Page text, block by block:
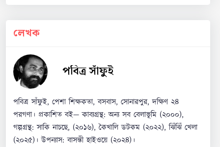
মানায়। এক কথায়, এটি একটি হৃদয়স্পর্শী, চিন্তন-
উদ্রেককারী গল্প, যা পড়ার পর পাঠক কিছুক্ষণ স্তব্ধ হয়ে
থাকেন।
0
dasshekhar13@gmail.com
1 বছর আগে
লেখক
পবিত্র সাঁফুই
পবিত্র সাঁফুই, পেশা শিক্ষকতা, বসবাস, সোনারপুর, দক্ষিণ ২৪
পরগণা। প্রকাশিত বই— কাব্যগ্রন্থ: অন্য সব বেলাভূমি (২০০০),
গল্পগ্রন্থ: সাকি নাচছে, (২০১৬), কৈখালি ডটকম (২০২২), ঝিঁঝিঁ খেলা
(২০২৫)। উপন্যাস: বাসন্তী হাইওয়ে (২০২৪)।